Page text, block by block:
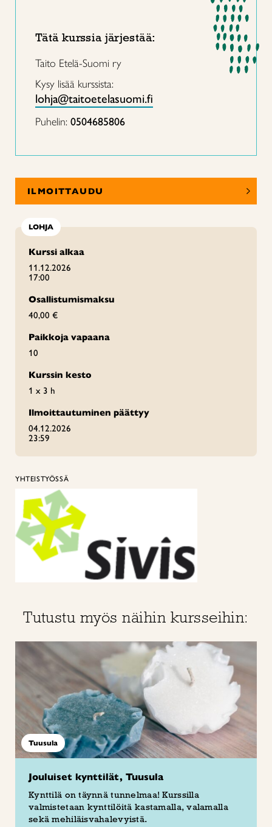
Tätä kurssia järjestää:
Taito Etelä-Suomi ry
Kysy lisää kurssista:
lohja@taitoetelasuomi.fi
Puhelin: 0504685806
ILMOITTAUDU
LOHJA
Kurssi alkaa
11.12.2026
17:00
Osallistumismaksu
40,00 €
Paikkoja vapaana
10
Kurssin kesto
1 x 3 h
Ilmoittautuminen päättyy
04.12.2026
23:59
YHTEISTYÖSSÄ
Tutustu myös näihin kursseihin:
Tuusula
Jouluiset kynttilät, Tuusula
Kynttilä on täynnä tunnelmaa! Kurssilla
valmistetaan kynttilöitä kastamalla, valamalla
sekä mehiläisvahalevyistä.